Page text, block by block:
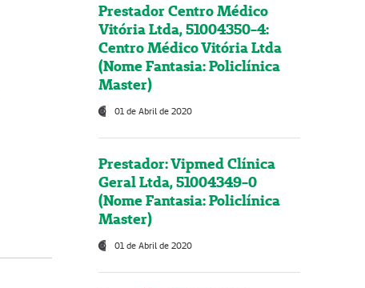
Prestador Centro Médico
Vitória Ltda, 51004350-4:
Centro Médico Vitória Ltda
(Nome Fantasia: Policlínica
Master)
01 de Abril de 2020
Prestador: Vipmed Clínica
Geral Ltda, 51004349-0
(Nome Fantasia: Policlínica
Master)
01 de Abril de 2020